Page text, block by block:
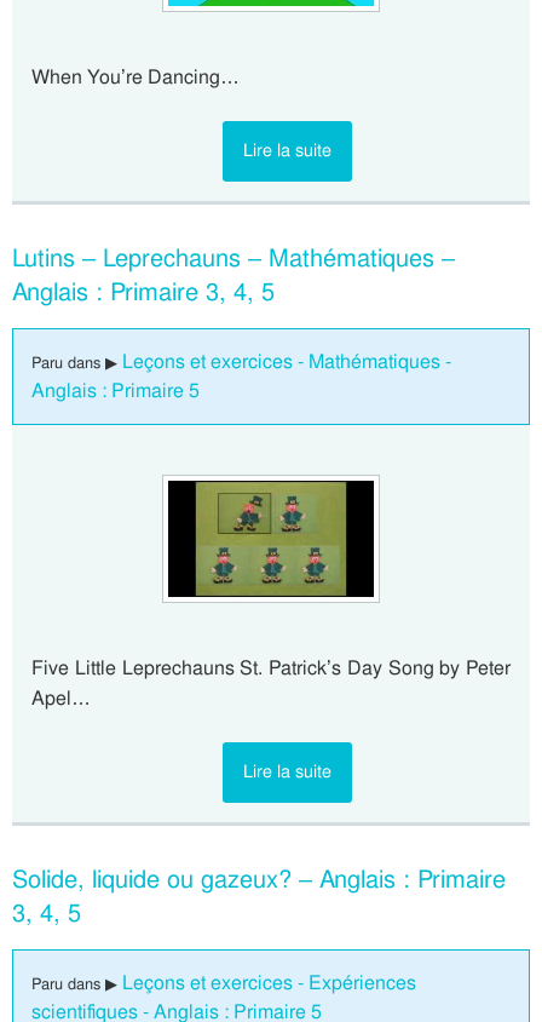
When You’re Dancing…
Lire la suite
Lutins – Leprechauns – Mathématiques –
Anglais : Primaire 3, 4, 5
Paru dans ▶ Leçons et exercices - Mathématiques -
Anglais : Primaire 5
Five Little Leprechauns St. Patrick’s Day Song by Peter
Apel…
Lire la suite
Solide, liquide ou gazeux? – Anglais : Primaire
3, 4, 5
Paru dans ▶ Leçons et exercices - Expériences
scientifiques - Anglais : Primaire 5